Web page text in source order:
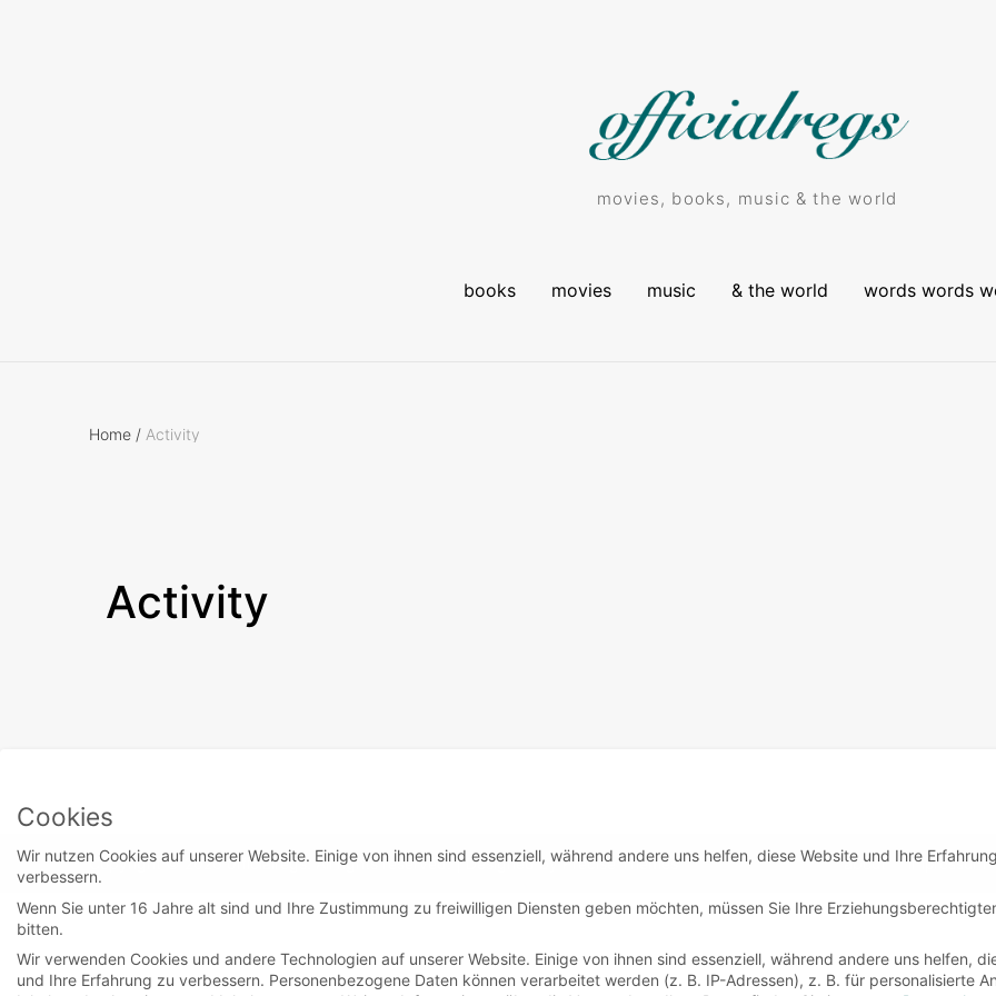
movies, books, music & the world
books movies music & the world words words
Home / Activity
Activity
Copyright © 2026officialregs. All rights reserved.| Designed byPrecise Themes about impressum
Cookies
Wir nutzen Cookies auf unserer Website. Einige von ihnen sind essenziell, während andere uns helfen, diese Website und Ihre
verbessern.
Wenn Sie unter 16 Jahre alt sind und Ihre Zustimmung zu freiwilligen Diensten geben möchten, müssen Sie Ihre
bitten.
Wir verwenden Cookies und andere Technologien auf unserer Website. Einige von ihnen sind essenziell, während andere uns helfen,
und Ihre Erfahrung zu verbessern. Personenbezogene Daten können verarbeitet werden (z. B. IP-Adressen), z. B. für personalisierte